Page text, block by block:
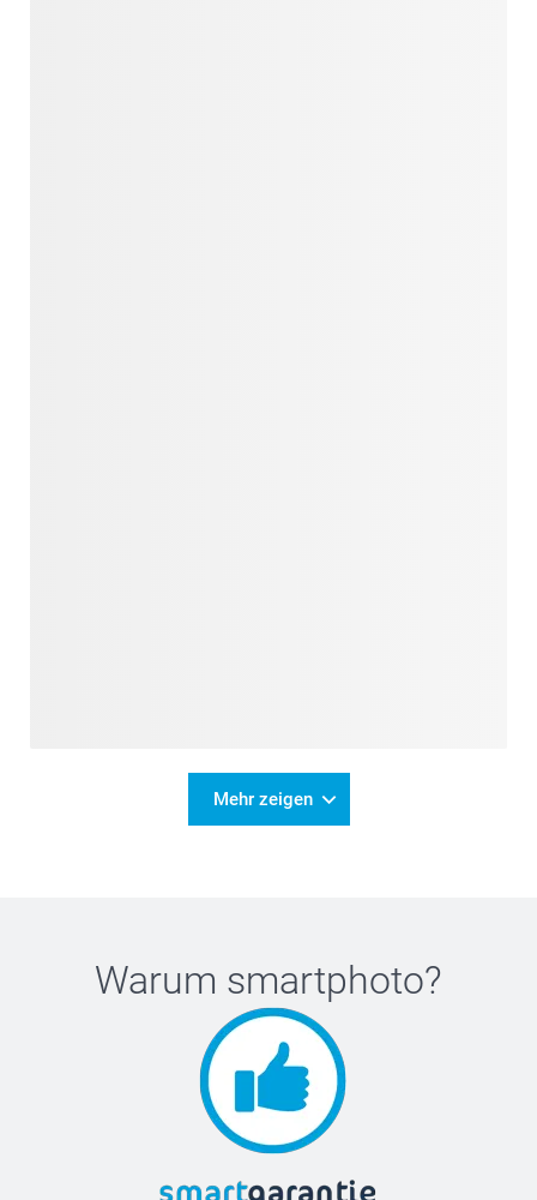
Mehr zeigen
Warum smartphoto?